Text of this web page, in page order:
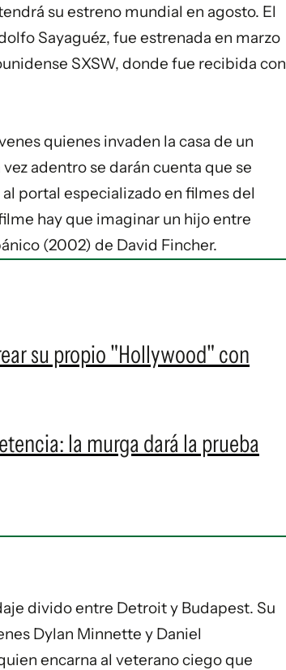
su estreno mundial en agosto. El
Sayaguéz, fue estrenada en marzo
SXSW, donde fue recibida con
quienes invaden la casa de un
adentro se darán cuenta que se
portal especializado en filmes del
hay que imaginar un hijo entre
(2002) de David Fincher.
su propio "Hollywood" con
la murga dará la prueba
divido entre Detroit y Budapest. Su
Dylan Minnette y Daniel
encarna al veterano ciego que